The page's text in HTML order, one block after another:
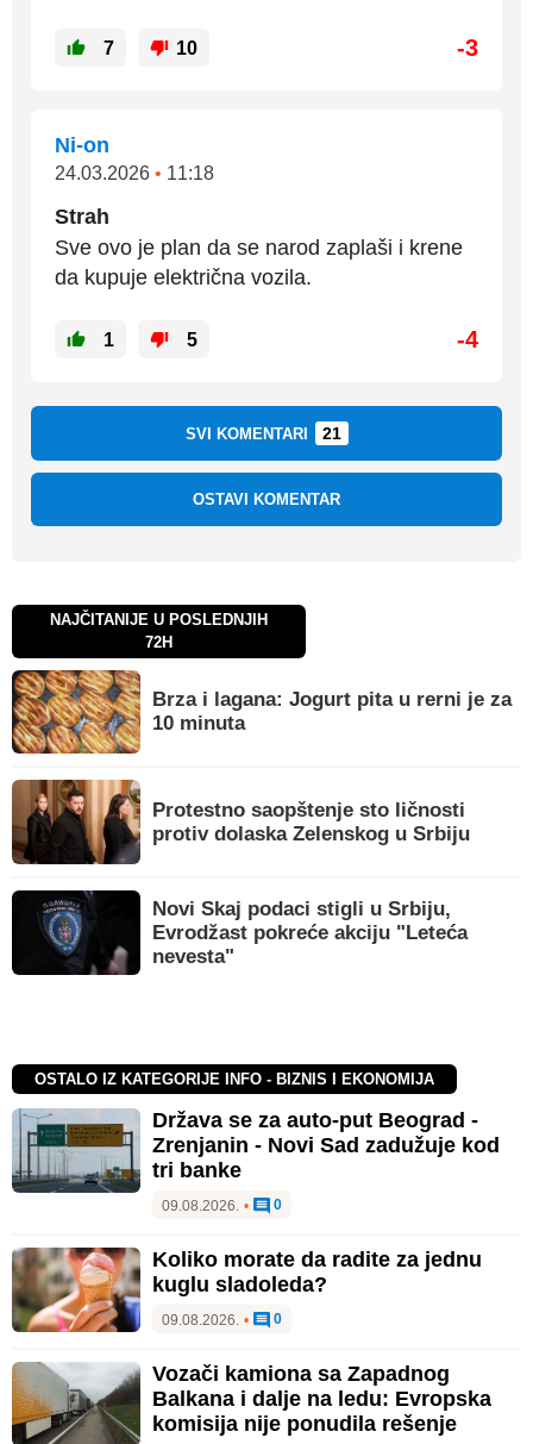
7 10 -3
Ni-on
24.03.2026 • 11:18
Strah
Sve ovo je plan da se narod zaplaši i krene
da kupuje električna vozila.
1 5 -4
SVI KOMENTARI 21
OSTAVI KOMENTAR
NAJČITANIJE U POSLEDNJIH
72H
Brza i lagana: Jogurt pita u rerni je za
10 minuta
Protestno saopštenje sto ličnosti
protiv dolaska Zelenskog u Srbiju
Novi Skaj podaci stigli u Srbiju,
Evrodžast pokreće akciju "Leteća
nevesta"
OSTALO IZ KATEGORIJE INFO - BIZNIS I EKONOMIJA
Država se za auto-put Beograd -
Zrenjanin - Novi Sad zadužuje kod
tri banke
09.08.2026. • 0
Koliko morate da radite za jednu
kuglu sladoleda?
09.08.2026. • 0
Vozači kamiona sa Zapadnog
Balkana i dalje na ledu: Evropska
komisija nije ponudila rešenje